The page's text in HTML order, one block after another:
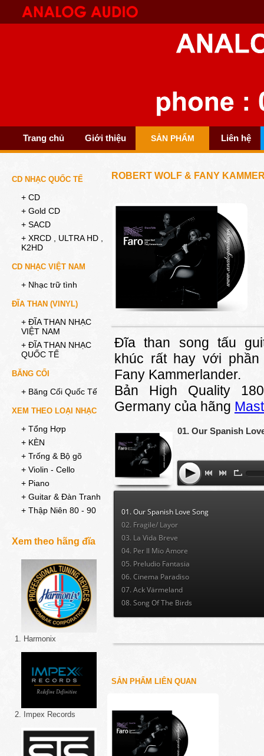
Trang chủ Giới thiệu SẢN PHẨM Liên hệ
CD NHẠC QUỐC TẾ
+ CD
+ Gold CD
+ SACD
+ XRCD , ULTRA HD ,
K2HD
CD NHẠC VIỆT NAM
+ Nhạc trữ tình
ĐĨA THAN (VINYL)
+ ĐĨA THAN NHẠC
VIỆT NAM
+ ĐĨA THAN NHẠC
QUỐC TẾ
BĂNG CỐI
+ Băng Cối Quốc Tế
XEM THEO LOẠI NHẠC
+ Tổng Hợp
+ KÈN
+ Trống & Bộ gõ
+ Violin - Cello
+ Piano
+ Guitar & Đàn Tranh
+ Thập Niên 80 - 90
Xem theo hãng đĩa
1. Harmonix
2. Impex Records
ROBERT WOLF & FANY
Đĩa than song tấu
khúc rất hay với
Fany Kammerlander.
Bản High Quality
Germany của hãng
01. Our Spanish
01. Our Spanish Love Song
02. Fragile/ Layor
03. La Vida Breve
04. Per Il Mio Amore
05. Preludio Fantasia
06. Cinema Paradiso
07. Ack Värmeland
08. Song Of The Birds
SẢN PHẨM LIÊN QUAN